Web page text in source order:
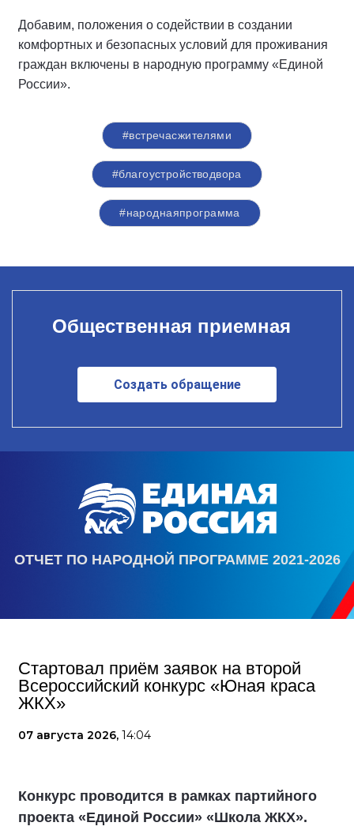
Добавим, положения о содействии в создании
комфортных и безопасных условий для проживания
граждан включены в народную программу «Единой
России».
#встречасжителями
#благоустройстводвора
#народнаяпрограмма
Общественная приемная
Создать обращение
ОТЧЕТ ПО НАРОДНОЙ ПРОГРАММЕ 2021-2026
Стартовал приём заявок на второй
Всероссийский конкурс «Юная краса
ЖКХ»
07 августа 2026, 14:04
Конкурс проводится в рамках партийного
проекта «Единой России» «Школа ЖКХ».